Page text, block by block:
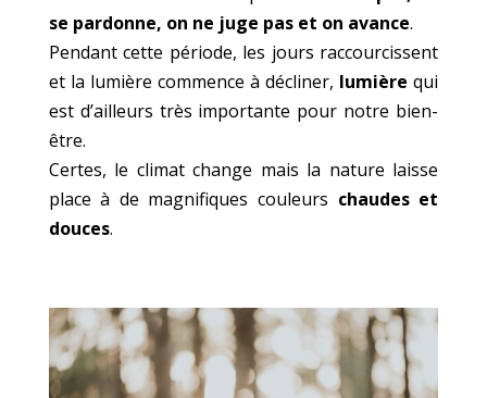
se pardonne, on ne juge pas et on avance.
Pendant cette période, les jours raccourcissent
et la lumière commence à décliner, lumière qui
est d’ailleurs très importante pour notre bien-
être.
Certes, le climat change mais la nature laisse
place à de magnifiques couleurs chaudes et
douces.